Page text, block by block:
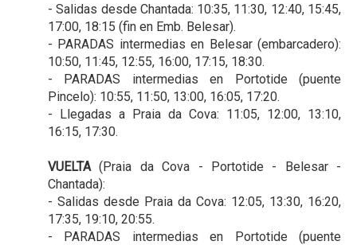
- Salidas desde Chantada: 10:35, 11:30, 12:40, 15:45,
17:00, 18:15 (fin en Emb. Belesar).
- PARADAS intermedias en Belesar (embarcadero):
10:50, 11:45, 12:55, 16:00, 17:15, 18:30.
- PARADAS intermedias en Portotide (puente
Pincelo): 10:55, 11:50, 13:00, 16:05, 17:20.
- Llegadas a Praia da Cova: 11:05, 12:00, 13:10,
16:15, 17:30.
VUELTA (Praia da Cova - Portotide - Belesar -
Chantada):
- Salidas desde Praia da Cova: 12:05, 13:30, 16:20,
17:35, 19:10, 20:55.
- PARADAS intermedias en Portotide (puente